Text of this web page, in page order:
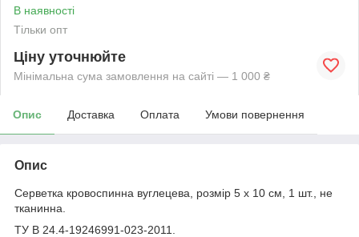
В наявності
Тільки опт
Ціну уточнюйте
Мінімальна сума замовлення на сайті — 1 000 ₴
Опис Доставка Оплата Умови повернення
Опис
Серветка кровоспинна вуглецева, розмір 5 x 10 см, 1 шт., не
тканинна.
ТУ В 24.4-19246991-023-2011.